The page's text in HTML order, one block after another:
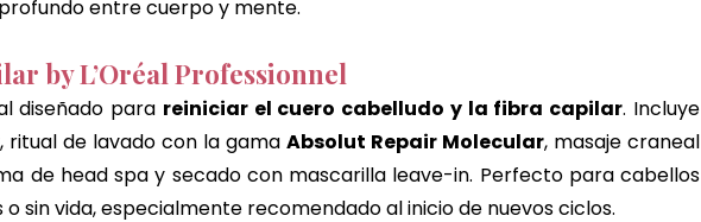
entre cuerpo y mente.
by L’Oréal Professionnel
diseñado para reiniciar el cuero cabelludo y la fibra capilar. Incluye
ritual de lavado con la gama Absolut Repair Molecular, masaje craneal
de head spa y secado con mascarilla leave-in. Perfecto para cabellos
sin vida, especialmente recomendado al inicio de nuevos ciclos.